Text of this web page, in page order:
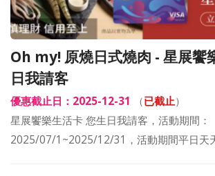
Oh my! 原燒日式燒肉 - 星展饗
日我請客
優惠截止日：2025-12-31 （已截止）
星展饗樂生活卡 您生日我請客，活動期間：
2025/07/1~2025/12/31，活動期間平日天